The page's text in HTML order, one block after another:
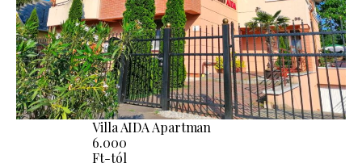
Villa AIDA Apartman
6.000
Ft-tól